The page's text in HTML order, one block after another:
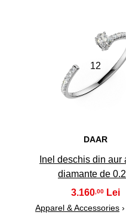
12
DAAR
Inel deschis din aur
diamante de
3.160,00
Apparel & Accessories›